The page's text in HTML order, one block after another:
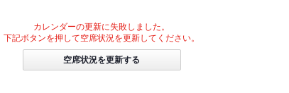
カレンダーの更新に失敗しました。
下記ボタンを押して空席状況を更新してください。
空席状況を更新する